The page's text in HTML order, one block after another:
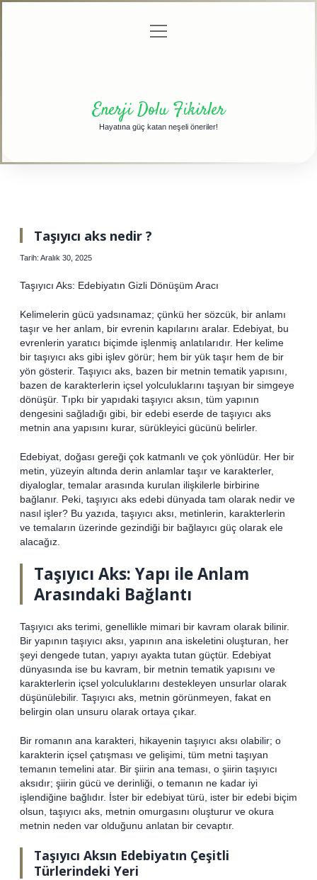
menüyü
aç
Enerji Dolu Fikirler
Hayatına güç katan neşeli öneriler!
Taşıyıcı aks nedir ?
Tarih: Aralık 30, 2025
Taşıyıcı Aks: Edebiyatın Gizli Dönüşüm Aracı
Kelimelerin gücü yadsınamaz; çünkü her sözcük, bir anlamı
taşır ve her anlam, bir evrenin kapılarını aralar. Edebiyat, bu
evrenlerin yaratıcı biçimde işlenmiş anlatılarıdır. Her kelime
bir taşıyıcı aks gibi işlev görür; hem bir yük taşır hem de bir
yön gösterir. Taşıyıcı aks, bazen bir metnin tematik yapısını,
bazen de karakterlerin içsel yolculuklarını taşıyan bir simgeye
dönüşür. Tıpkı bir yapıdaki taşıyıcı aksın, tüm yapının
dengesini sağladığı gibi, bir edebi eserde de taşıyıcı aks
metnin ana yapısını kurar, sürükleyici gücünü belirler.
Edebiyat, doğası gereği çok katmanlı ve çok yönlüdür. Her bir
metin, yüzeyin altında derin anlamlar taşır ve karakterler,
diyaloglar, temalar arasında kurulan ilişkilerle birbirine
bağlanır. Peki, taşıyıcı aks edebi dünyada tam olarak nedir ve
nasıl işler? Bu yazıda, taşıyıcı aksı, metinlerin, karakterlerin
ve temaların üzerinde gezindiği bir bağlayıcı güç olarak ele
alacağız.
Taşıyıcı Aks: Yapı ile Anlam
Arasındaki Bağlantı
Taşıyıcı aks terimi, genellikle mimari bir kavram olarak bilinir.
Bir yapının taşıyıcı aksı, yapının ana iskeletini oluşturan, her
şeyi dengede tutan, yapıyı ayakta tutan güçtür. Edebiyat
dünyasında ise bu kavram, bir metnin tematik yapısını ve
karakterlerin içsel yolculuklarını destekleyen unsurlar olarak
düşünülebilir. Taşıyıcı aks, metnin görünmeyen, fakat en
belirgin olan unsuru olarak ortaya çıkar.
Bir romanın ana karakteri, hikayenin taşıyıcı aksı olabilir; o
karakterin içsel çatışması ve gelişimi, tüm metni taşıyan
temanın temelini atar. Bir şiirin ana teması, o şiirin taşıyıcı
aksıdır; şiirin gücü ve derinliği, o temanın ne kadar iyi
işlendiğine bağlıdır. İster bir edebiyat türü, ister bir edebi biçim
olsun, taşıyıcı aks, metnin omurgasını oluşturur ve okura
metnin neden var olduğunu anlatan bir cevaptır.
Taşıyıcı Aksın Edebiyatın Çeşitli
Türlerindeki Yeri